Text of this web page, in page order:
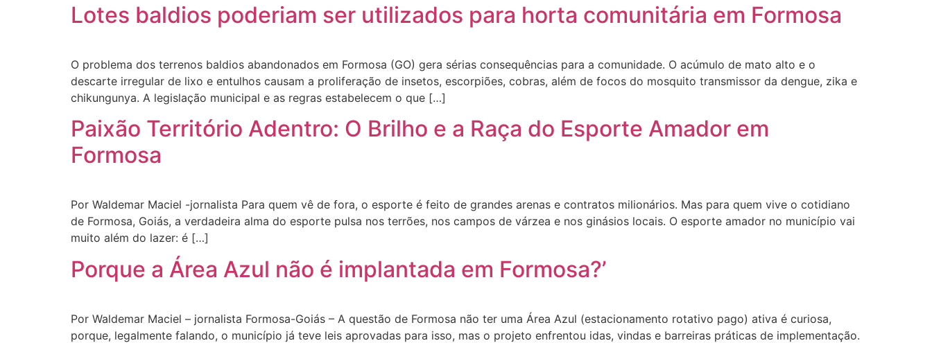
Lotes baldios poderiam ser utilizados para horta comunitária em Formosa
O problema dos terrenos baldios abandonados em Formosa (GO) gera sérias consequências para a comunidade. O acúmulo de mato alto e o
descarte irregular de lixo e entulhos causam a proliferação de insetos, escorpiões, cobras, além de focos do mosquito transmissor da dengue, zika e
chikungunya. A legislação municipal e as regras estabelecem o que […]
Paixão Território Adentro: O Brilho e a Raça do Esporte Amador em
Formosa
Por Waldemar Maciel -jornalista Para quem vê de fora, o esporte é feito de grandes arenas e contratos milionários. Mas para quem vive o cotidiano
de Formosa, Goiás, a verdadeira alma do esporte pulsa nos terrões, nos campos de várzea e nos ginásios locais. O esporte amador no município vai
muito além do lazer: é […]
Porque a Área Azul não é implantada em Formosa?’
Por Waldemar Maciel – jornalista Formosa-Goiás – A questão de Formosa não ter uma Área Azul (estacionamento rotativo pago) ativa é curiosa,
porque, legalmente falando, o município já teve leis aprovadas para isso, mas o projeto enfrentou idas, vindas e barreiras práticas de implementação.